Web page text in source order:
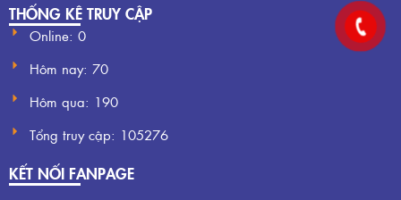
THỐNG KÊ TRUY CẬP
Online: 0
Hôm nay: 70
Hôm qua: 190
Tổng truy cập: 105276
KẾT NỐI FANPAGE